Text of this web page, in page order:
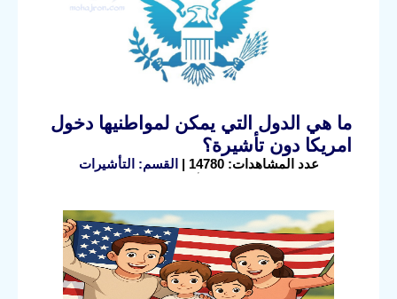
ما هي الدول التي يمكن لمواطنيها دخول
امريكا دون تأشيرة؟
عدد المشاهدات: 14780 | القسم: التأشيرات